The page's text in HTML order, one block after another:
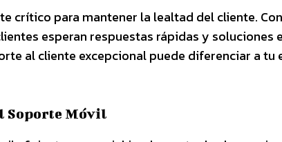
crítico para mantener la lealtad del cliente.
esperan respuestas rápidas y soluciones
al cliente excepcional puede diferenciar a tu
Soporte Móvil